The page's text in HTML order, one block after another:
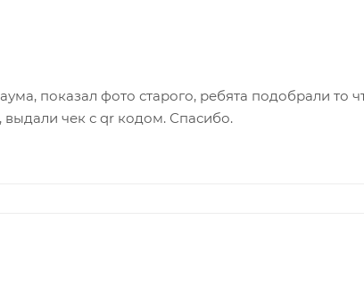
показал фото старого, ребята подобрали то
чек с qr кодом. Спасибо.